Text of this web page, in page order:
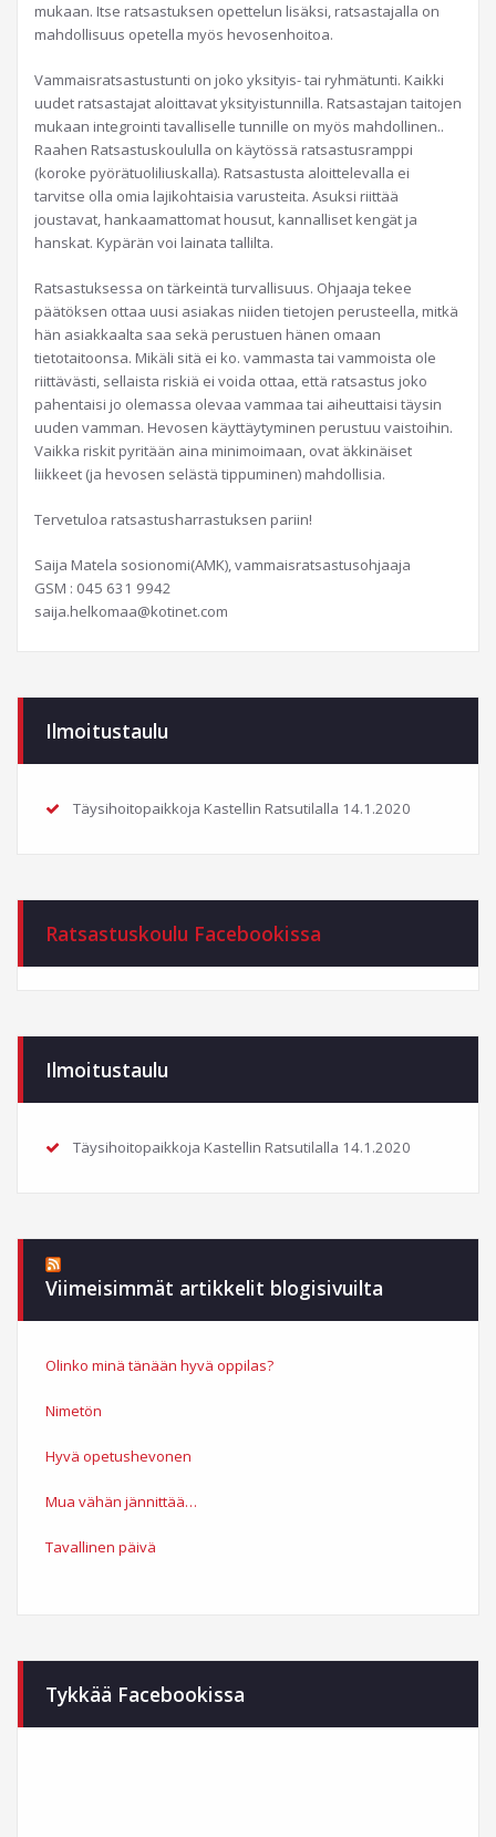
mukaan. Itse ratsastuksen opettelun lisäksi, ratsastajalla on
mahdollisuus opetella myös hevosenhoitoa.
Vammaisratsastustunti on joko yksityis- tai ryhmätunti. Kaikki
uudet ratsastajat aloittavat yksityistunnilla. Ratsastajan taitojen
mukaan integrointi tavalliselle tunnille on myös mahdollinen..
Raahen Ratsastuskoululla on käytössä ratsastusramppi
(koroke pyörätuoliliuskalla). Ratsastusta aloittelevalla ei
tarvitse olla omia lajikohtaisia varusteita. Asuksi riittää
joustavat, hankaamattomat housut, kannalliset kengät ja
hanskat. Kypärän voi lainata tallilta.
Ratsastuksessa on tärkeintä turvallisuus. Ohjaaja tekee
päätöksen ottaa uusi asiakas niiden tietojen perusteella, mitkä
hän asiakkaalta saa sekä perustuen hänen omaan
tietotaitoonsa. Mikäli sitä ei ko. vammasta tai vammoista ole
riittävästi, sellaista riskiä ei voida ottaa, että ratsastus joko
pahentaisi jo olemassa olevaa vammaa tai aiheuttaisi täysin
uuden vamman. Hevosen käyttäytyminen perustuu vaistoihin.
Vaikka riskit pyritään aina minimoimaan, ovat äkkinäiset
liikkeet (ja hevosen selästä tippuminen) mahdollisia.
Tervetuloa ratsastusharrastuksen pariin!
Saija Matela sosionomi(AMK), vammaisratsastusohjaaja
GSM : 045 631 9942
saija.helkomaa@kotinet.com
Ilmoitustaulu
Täysihoitopaikkoja Kastellin Ratsutilalla 14.1.2020
Ratsastuskoulu Facebookissa
Ilmoitustaulu
Täysihoitopaikkoja Kastellin Ratsutilalla 14.1.2020
Viimeisimmät artikkelit blogisivuilta
Olinko minä tänään hyvä oppilas?
Nimetön
Hyvä opetushevonen
Mua vähän jännittää…
Tavallinen päivä
Tykkää Facebookissa